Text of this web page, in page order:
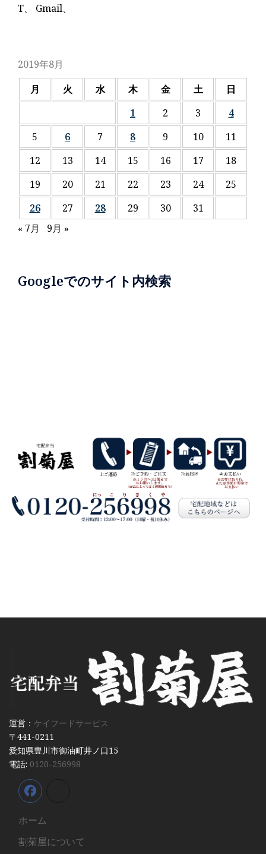
T、 Gmail、
2019年8月
月
火 水 木 金 土
日
1
2 3
4
5
6 7 8 9 10
11
12
13 14 15 16 17
18
19
20 21 22 23 24
25
26
27 28 29 30
31
« 7月
9月 »
Googleでのサイト内検索
運営： ケイフードサービス
〒441-0211
愛知県豊川市御油町井ノ口15
電話: 0120-256998
ホーム
割菊屋について